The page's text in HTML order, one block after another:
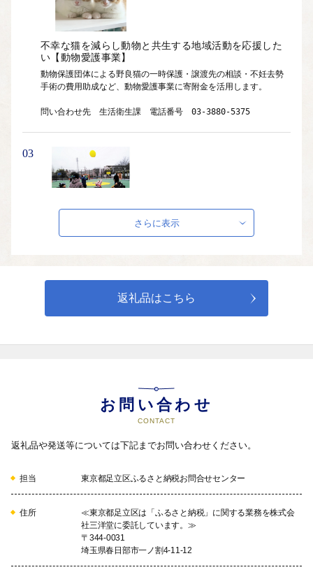
不幸な猫を減らし動物と共生する地域活動を応援した
い【動物愛護事業】
動物保護団体による野良猫の一時保護・譲渡先の相談・不妊去勢
手術の費用助成など、動物愛護事業に寄附金を活用します。
問い合わせ先　生活衛生課　電話番号　03-3880-5375
03
障がいのある方がスポーツに触れる機会、パラスポー
ツの普及を応援したい【パラスポーツ普及事業】
・スペシャルクライフコート※の管理
・障がいのある方を対象としたスポーツ教室等の開催
※スペシャルクライフコートはオランダ伝説のサッカー選手、ヨ
ハン・クライフが設立した財団が世界各国に設置している、障が
いのある子どもたちが安心してスポーツを楽しめるコート
問い合わせ先　スポーツ振興課　電話番号　03-3880-6205
地域の福祉や教育、文化活動などの社会貢献活動を支援するボラ
ンティア・NPOなどを応援するための基金です。寄附先として活動
分野や団体を希望することもできます。
問い合わせ先　SDGs・協創推進課事業調整係　電話番号03-
3880-5020
さらに表示
返礼品はこちら
お問い合わせ
CONTACT
返礼品や発送等については下記までお問い合わせください。
担当 東京都足立区ふるさと納税お問合せセンター
住所
≪東京都足立区は「ふるさと納税」に関する業務を株式会
社三洋堂に委託しています。≫
〒344-0031
埼玉県春日部市一ノ割4-11-12